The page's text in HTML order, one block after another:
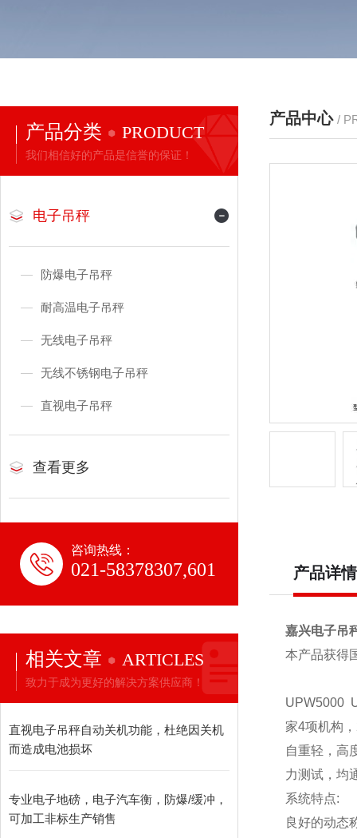
产品分类 PRODUCT
我们相信好的产品是信誉的保证！
电子吊秤
防爆电子吊秤
耐高温电子吊秤
无线电子吊秤
无线不锈钢电子吊秤
直视电子吊秤
查看更多
咨询热线：
021-58378307,601
相关文章 ARTICLES
致力于成为更好的解决方案供应商！
直视电子吊秤自动关机功能，杜绝因关机
而造成电池损坏
专业电子地磅，电子汽车衡，防爆/缓冲，
可加工非标生产销售
产品中心 /
产品详情
嘉兴电子吊
本产品获得
UPW5000
家4项机构
自重轻，高
力测试，均
系统特点:
良好的动态